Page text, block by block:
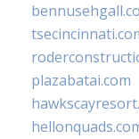
plazabatai.com